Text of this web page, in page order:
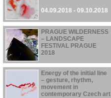
04.09.2018 - 09.10.2018
PRAGUE WILDERNESS
– LANDSCAPE
FESTIVAL PRAGUE
2018
21.06.2018 - 30.09.2018Energy of the initial line
– gesture, rhythm,
movement in
contemporary Czech art